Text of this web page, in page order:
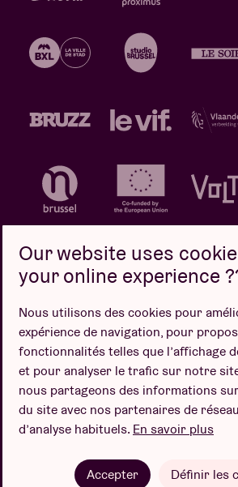
Politique de confidentialité
Conditions de vente
Design par
Our website uses
your online experience
Nous utilisons des cookies pour
expérience de navigation, pour
fonctionnalités telles que l’affichage
et pour analyser le trafic sur notre
nous partageons des informations
du site avec nos partenaires de
d’analyse habituels. En savoir plus
Accepter Définir les